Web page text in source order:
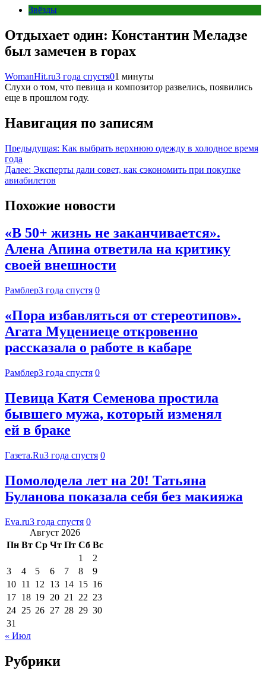
Звёзды
Отдыхает один: Константин Меладзе
был замечен в горах
WomanHit.ru3 года спустя01 минуты
Слухи о том, что певица и композитор развелись, появились
еще в прошлом году.
Навигация по записям
Предыдущая: Как выбрать верхнюю одежду в холодное время
года
Далее: Эксперты дали совет, как сэкономить при покупке
авиабилетов
Похожие новости
«В 50+ жизнь не заканчивается».
Алена Апина ответила на критику
своей внешности
Рамблер3 года спустя 0
«Пора избавляться от стереотипов».
Агата Муцениеце откровенно
рассказала о работе в кабаре
Рамблер3 года спустя 0
Певица Катя Семенова простила
бывшего мужа, который изменял
ей в браке
Газета.Ru3 года спустя 0
Помолодела лет на 20! Татьяна
Буланова показала себя без макияжа
Eva.ru3 года спустя 0
Август 2026
Пн Вт Ср Чт Пт Сб Вс
1
2
3
4 5 6 7 8
9
10 11 12 13 14 15 16
17 18 19 20 21 22 23
24 25 26 27 28 29 30
31
« Июл
Рубрики